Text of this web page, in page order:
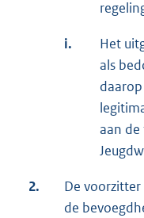
i.
Het
als
aan
2.
De
de